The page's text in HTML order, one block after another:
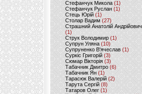
Стефанчук Микола (1)
Стефанчук Руслан (1)
Стець Юрій (1)
Столар Вадим(27)
Страшний Анатолій Андрійович
(1)
Струк Володимир (1)
Супрун Уляна (10)
Супруненко В'ячеслав (1)
Суркіс Григорій (3)
Сюмар Вікторія (3)
Табачник Дмитро (6)
Табачник Ян(1)
Тарасюк Валерій (2)
Тарута Сергій (8)
Татаров Олег(1)